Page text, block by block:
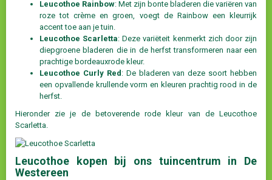
Leucothoe Rainbow: Met zijn bonte bladeren die variëren van
roze tot crème en groen, voegt de Rainbow een kleurrijk
accent toe aan je tuin.
Leucothoe Scarletta: Deze variëteit kenmerkt zich door zijn
diepgroene bladeren die in de herfst transformeren naar een
prachtige bordeauxrode kleur.
Leucothoe Curly Red : De bladeren van deze soort hebben
een opvallende krullende vorm en kleuren prachtig rood in de
herfst.
Hieronder zie je de betoverende rode kleur van de Leucothoe
Scarletta.
Leucothoe kopen bij ons tuincentrum in De
Westereen